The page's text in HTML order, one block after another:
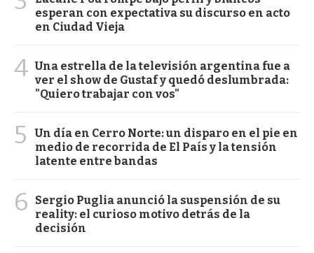
esperan con expectativa su discurso en acto
en Ciudad Vieja
4 Una estrella de la televisión argentina fue a
ver el show de Gustaf y quedó deslumbrada:
"Quiero trabajar con vos"
5
Un día en Cerro Norte: un disparo en el pie en
medio de recorrida de El País y la tensión
latente entre bandas
6
Sergio Puglia anunció la suspensión de su
reality: el curioso motivo detrás de la
decisión